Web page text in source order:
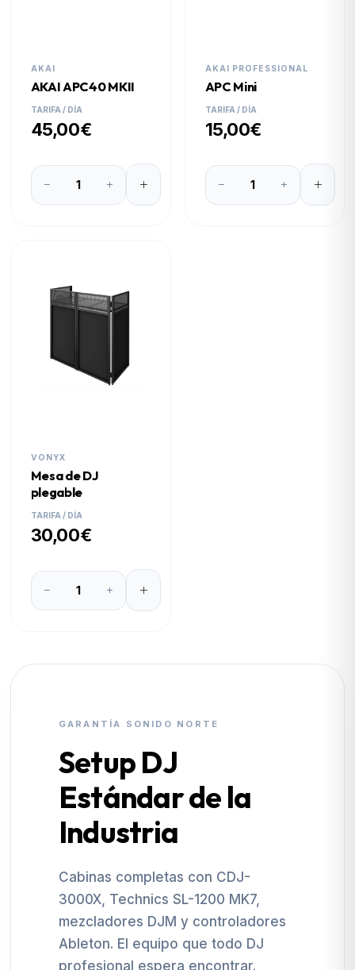
AKAI
AKAI APC40 MKII
TARIFA / DÍA
45,00€
AKAI PROFESSIONAL
APC Mini
TARIFA / DÍA
15,00€
VONYX
Mesa de DJ
plegable
TARIFA / DÍA
30,00€
GARANTÍA SONIDO NORTE
Setup DJ
Estándar de la
Industria
Cabinas completas con CDJ-
3000X, Technics SL-1200 MK7,
mezcladores DJM y controladores
Ableton. El equipo que todo DJ
profesional espera encontrar.